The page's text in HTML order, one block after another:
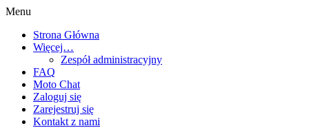
Menu
Strona Główna
Więcej…
Zespół administracyjny
FAQ
Moto Chat
Zaloguj się
Zarejestruj się
Kontakt z nami